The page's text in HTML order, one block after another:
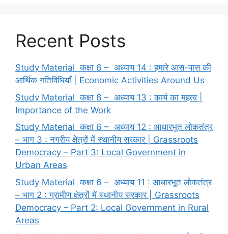
Recent Posts
Study Material कक्षा 6 – अध्याय 14 : हमारे आस-पास की
आर्थिक गतिविधियाँ | Economic Activities Around Us
Study Material कक्षा 6 – अध्याय 13 : कार्य का महत्व |
Importance of the Work
Study Material कक्षा 6 – अध्याय 12 : आधारभूत लोकतंत्र
– भाग 3 : नगरीय क्षेत्रों में स्थानीय सरकार | Grassroots
Democracy – Part 3: Local Government in
Urban Areas
Study Material कक्षा 6 – अध्याय 11 : आधारभूत लोकतंत्र
– भाग 2 : ग्रामीण क्षेत्रों में स्थानीय सरकार | Grassroots
Democracy – Part 2: Local Government in Rural
Areas